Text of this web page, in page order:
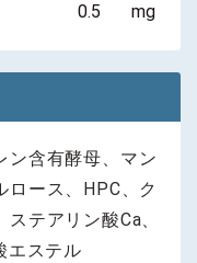
0.5 mg
ン含有酵母、マン
ロース、HPC、ク
テアリン酸Ca、
エステル